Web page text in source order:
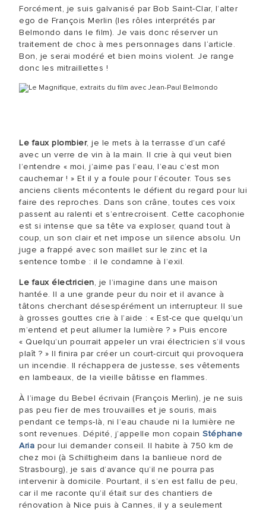
Forcément, je suis galvanisé par Bob Saint-Clar, l’alter
ego de François Merlin (les rôles interprétés par
Belmondo dans le film). Je vais donc réserver un
traitement de choc à mes personnages dans l‘article.
Bon, je serai modéré et bien moins violent. Je range
donc les mitraillettes !
Le faux plombier, je le mets à la terrasse d’un café
avec un verre de vin à la main. Il crie à qui veut bien
l’entendre « moi, j’aime pas l’eau, l’eau c’est mon
cauchemar ! » Et il y a foule pour l’écouter. Tous ses
anciens clients mécontents le défient du regard pour lui
faire des reproches. Dans son crâne, toutes ces voix
passent au ralenti et s’entrecroisent. Cette cacophonie
est si intense que sa tête va exploser, quand tout à
coup, un son clair et net impose un silence absolu. Un
juge a frappé avec son maillet sur le zinc et la
sentence tombe : il le condamne à l’exil.
Le faux électricien, je l’imagine dans une maison
hantée. Il a une grande peur du noir et il avance à
tâtons cherchant désespérément un interrupteur. Il sue
à grosses gouttes crie à l’aide : « Est-ce que quelqu’un
m’entend et peut allumer la lumière ? » Puis encore
« Quelqu’un pourrait appeler un vrai électricien s’il vous
plaît ? » Il finira par créer un court-circuit qui provoquera
un incendie. Il réchappera de justesse, ses vêtements
en lambeaux, de la vieille bâtisse en flammes.
À l’image du Bebel écrivain (François Merlin), je ne suis
pas peu fier de mes trouvailles et je souris, mais
pendant ce temps-là, ni l’eau chaude ni la lumière ne
sont revenues. Dépité, j’appelle mon copain Stéphane
Aria pour lui demander conseil. Il habite à 750 km de
chez moi (à Schiltigheim dans la banlieue nord de
Strasbourg), je sais d’avance qu’il ne pourra pas
intervenir à domicile. Pourtant, il s’en est fallu de peu,
car il me raconte qu’il était sur des chantiers de
rénovation à Nice puis à Cannes, il y a seulement